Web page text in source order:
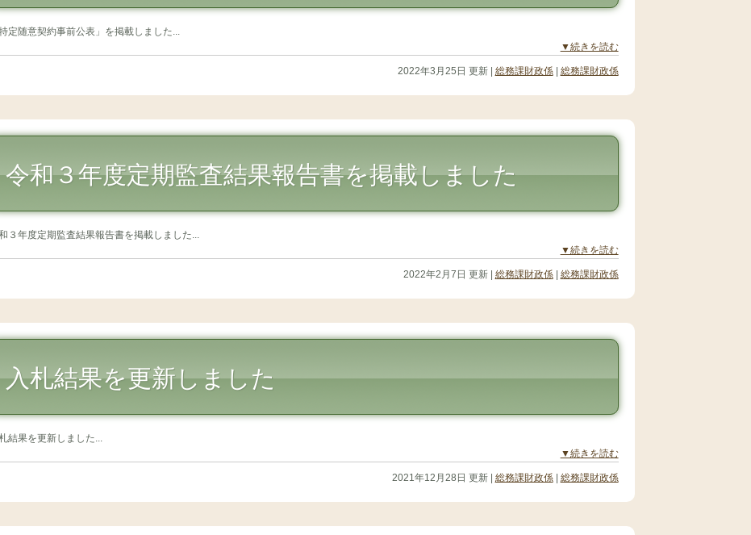
特定随意契約事前公表」を掲載しました...
▼続きを読む
2022年3月25日 更新 | 総務課財政係| 総務課財政係
令和３年度定期監査結果報告書を掲載しました
３年度定期監査結果報告書を掲載しました...
▼続きを読む
2022年2月7日 更新 | 総務課財政係| 総務課財政係
入札結果を更新しました
結果を更新しました...
▼続きを読む
2021年12月28日 更新 | 総務課財政係| 総務課財政係